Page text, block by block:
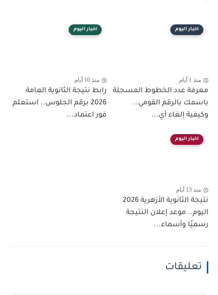
اخبار اليوم
منذ 1 أيام
معرفة عدد الخطوط المسجلة
باسمك بالرقم القومي..
وكيفية إلغاء أي...
اخبار اليوم
منذ 10 أيام
رابط نتيجة الثانوية العامة
2026 برقم الجلوس.. استعلم
فور اعتماد...
اخبار اليوم
منذ 13 أيام
نتيجة الثانوية الأزهرية 2026
اليوم.. موعد إعلان النتيجة
رسميًا وأسماء...
تعليقات